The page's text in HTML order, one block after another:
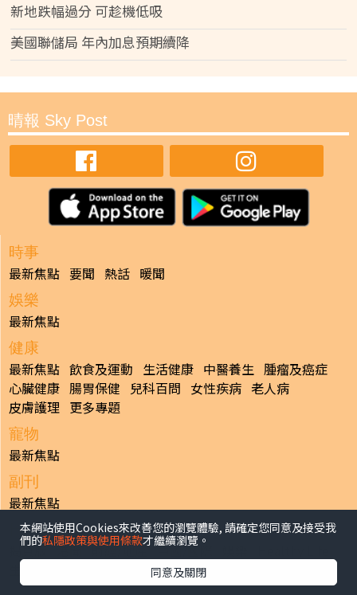
新地跌幅過分 可趁機低吸
美國聯儲局 年內加息預期續降
晴報 Sky Post
時事
最新焦點 要聞 熱話 暖聞
娛樂
最新焦點
健康
最新焦點 飲食及運動 生活健康 中醫養生 腫瘤及癌症
心臟健康 腸胃保健 兒科百問 女性疾病 老人病
皮膚護理 更多專題
寵物
最新焦點
副刊
最新焦點
日報
揭頁版 港聞 財經/地產 中國/國際
體育 專題/人物
本網站使用Cookies來改善您的瀏覽體驗, 請確定您同意及接受我
們的私隱政策與使用條款才繼續瀏覽。
同意及關閉